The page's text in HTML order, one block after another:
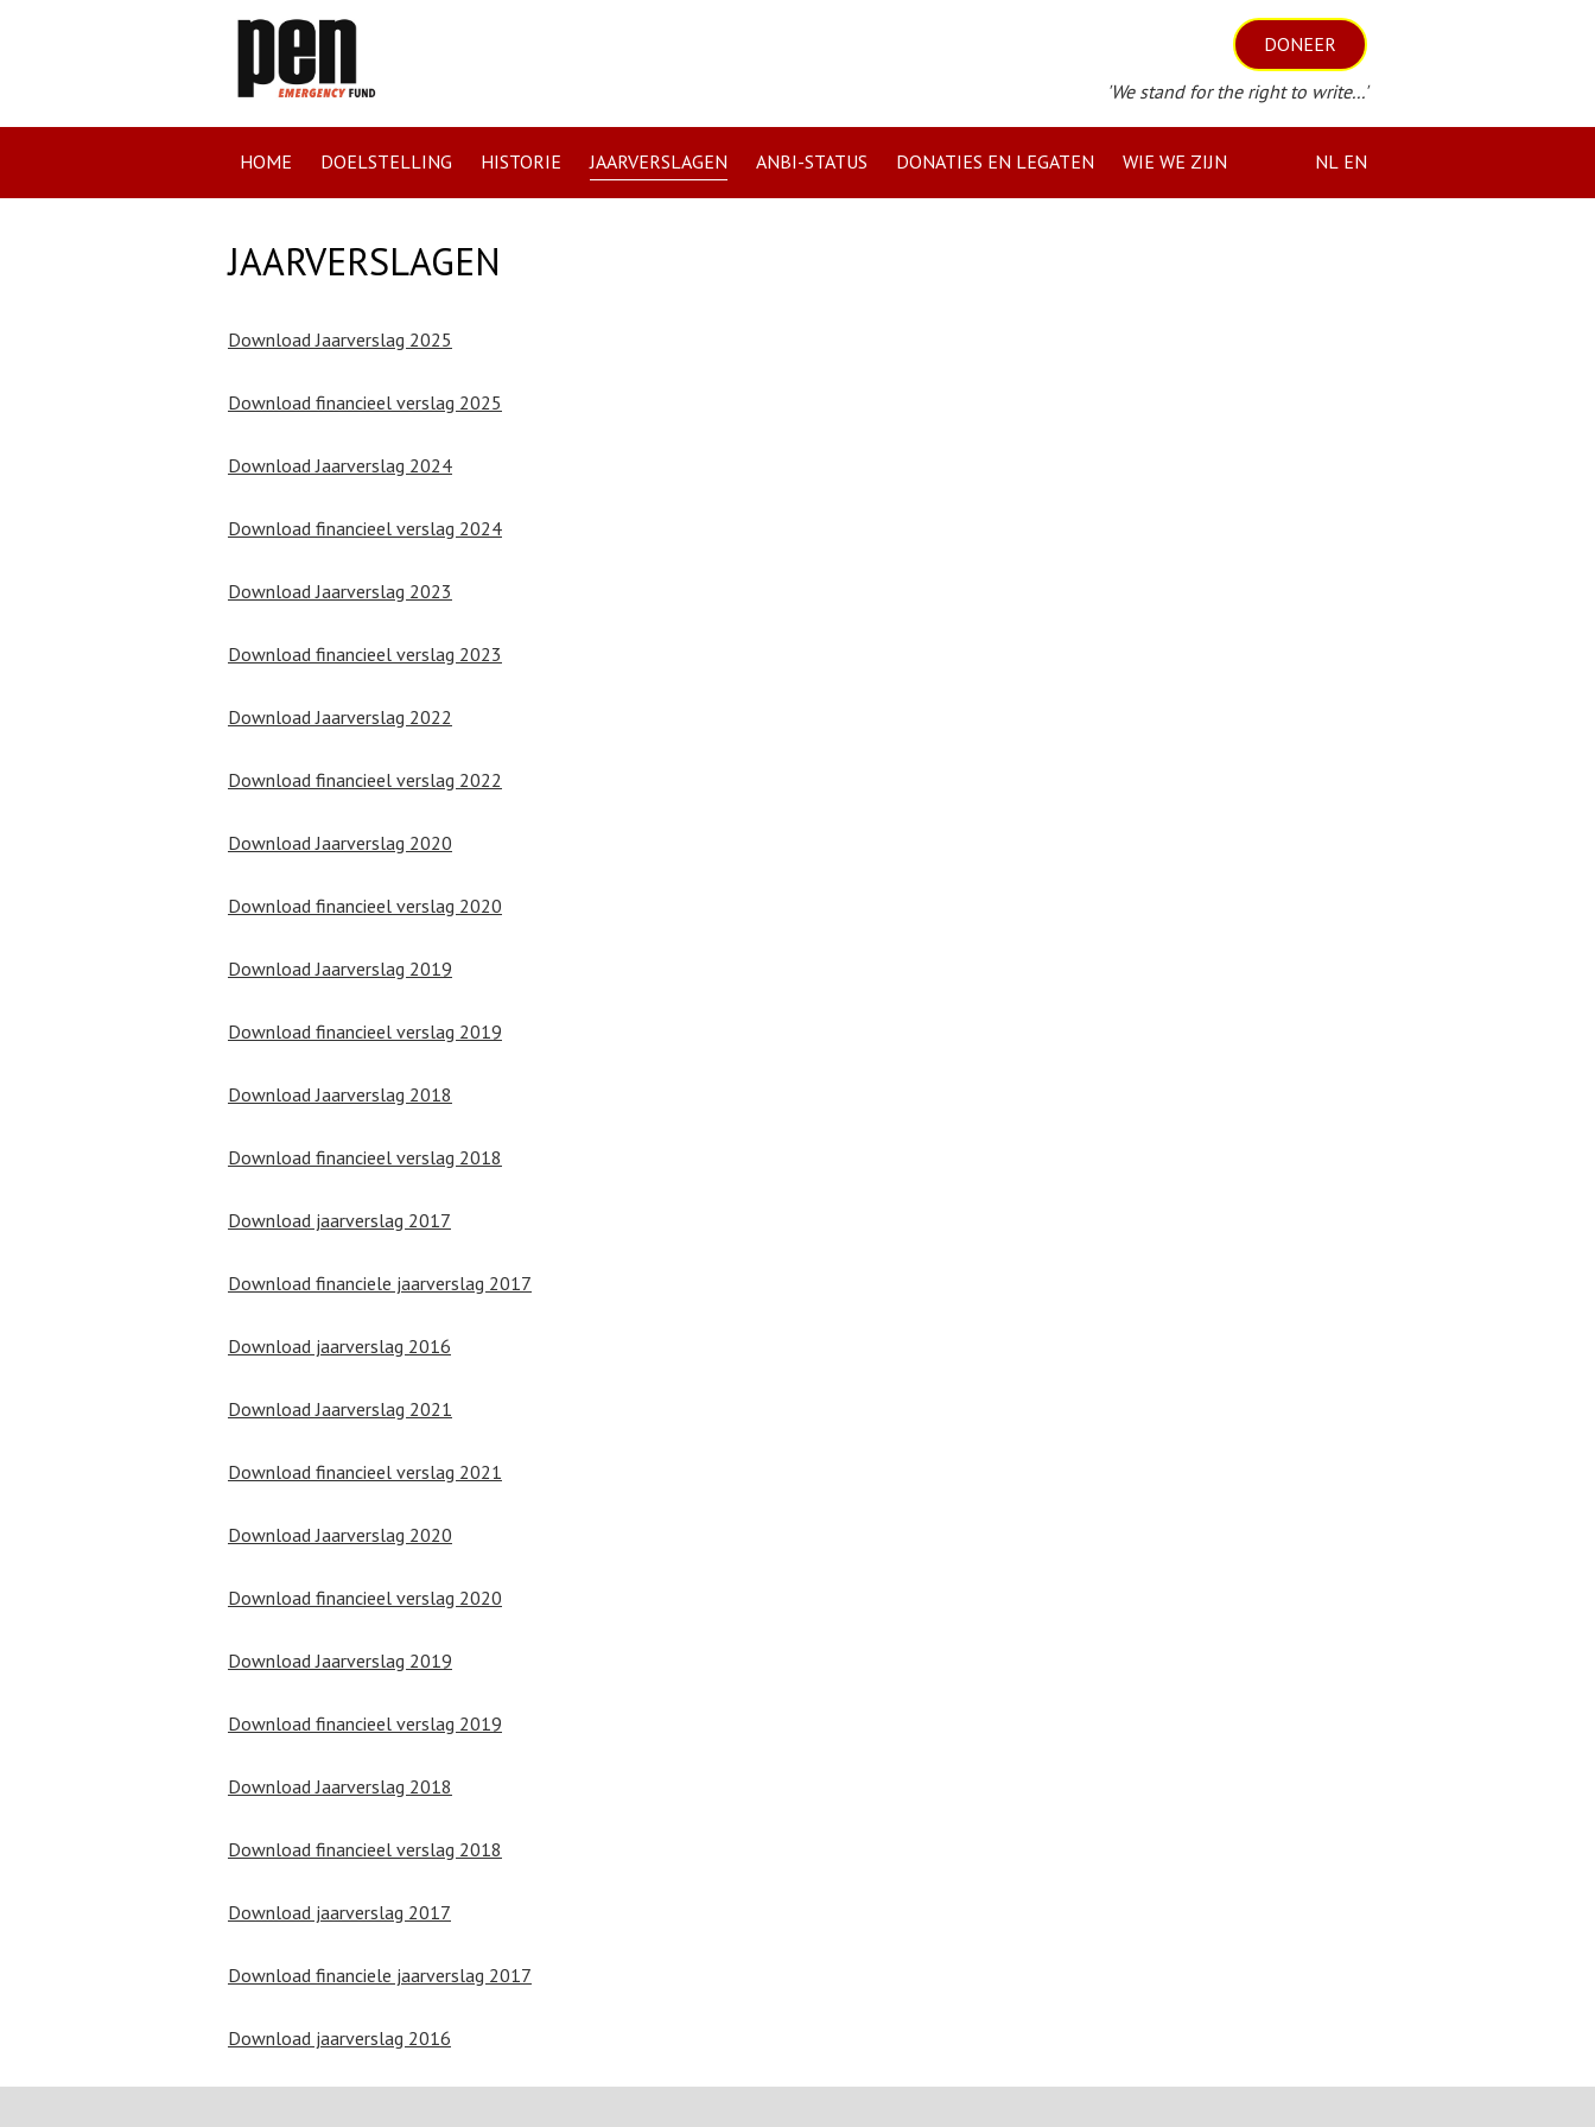
DONEER
'We stand for the right to write...'
HOME DOELSTELLING HISTORIE JAARVERSLAGEN ANBI-STATUS DONATIES EN LEGATEN WIE WE ZIJN NL EN
JAARVERSLAGEN
Download Jaarverslag 2025
Download financieel verslag 2025
Download Jaarverslag 2024
Download financieel verslag 2024
Download Jaarverslag 2023
Download financieel verslag 2023
Download Jaarverslag 2022
Download financieel verslag 2022
Download Jaarverslag 2020
Download financieel verslag 2020
Download Jaarverslag 2019
Download financieel verslag 2019
Download Jaarverslag 2018
Download financieel verslag 2018
Download jaarverslag 2017
Download financiele jaarverslag 2017
Download jaarverslag 2016
Download Jaarverslag 2021
Download financieel verslag 2021
Download Jaarverslag 2020
Download financieel verslag 2020
Download Jaarverslag 2019
Download financieel verslag 2019
Download Jaarverslag 2018
Download financieel verslag 2018
Download jaarverslag 2017
Download financiele jaarverslag 2017
Download jaarverslag 2016